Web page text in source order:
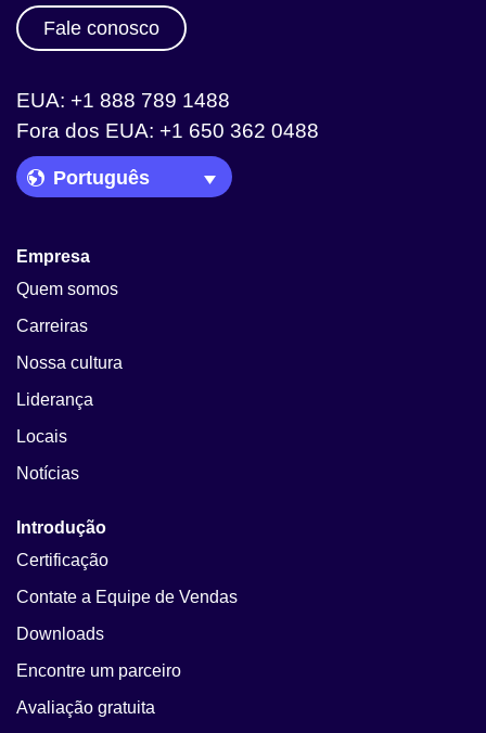
Fale conosco
EUA: +1 888 789 1488
Fora dos EUA: +1 650 362 0488
Language Picker
Empresa
Quem somos
Carreiras
Nossa cultura
Liderança
Locais
Notícias
Introdução
Certificação
Contate a Equipe de Vendas
Downloads
Encontre um parceiro
Avaliação gratuita